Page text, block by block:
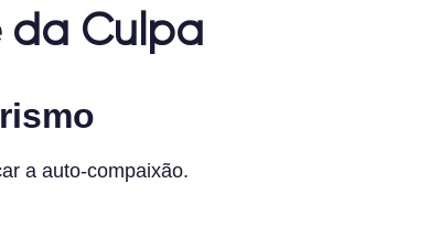
da Culpa
a auto-compaixão.